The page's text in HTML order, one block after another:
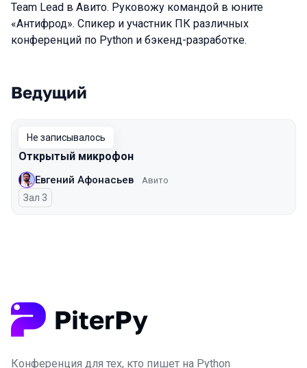
Team Lead в Авито. Руковожу командой в юните
«Антифрод». Спикер и участник ПК различных
конференций по Python и бэкенд-разработке.
Выступления в сезоне 2025
Ведущий
Не записывалось
Открытый микрофон
Евгений Афонасьев Авито
Зал 3
Конференция для тех, кто пишет на Python